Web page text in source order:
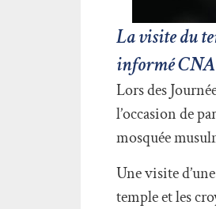
La visite du
informé CNA
Lors des
l’occasion de
mosquée
Une visite
temple et les